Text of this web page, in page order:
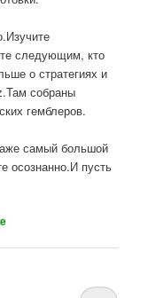
следующим, кто
о стратегиях и
собраны
гемблеров.
самый большой
осознанно.И пусть